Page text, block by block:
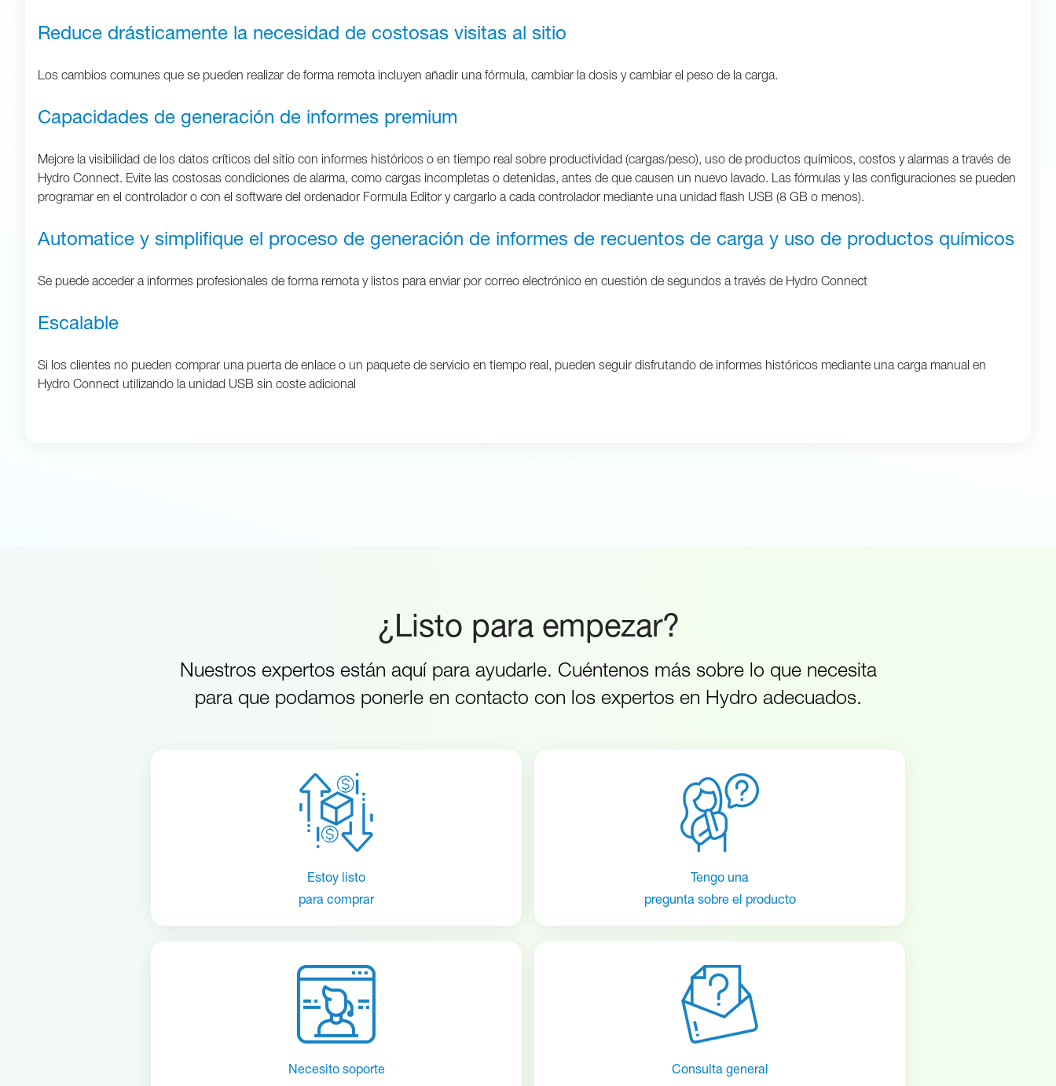
Reduce drásticamente la necesidad de costosas visitas al sitio
Los cambios comunes que se pueden realizar de forma remota incluyen añadir una fórmula, cambiar la dosis y cambiar el peso de la carga.
Capacidades de generación de informes premium
Mejore la visibilidad de los datos críticos del sitio con informes históricos o en tiempo real sobre productividad (cargas/peso), uso de productos químicos, costos y alarmas a través de
Hydro Connect. Evite las costosas condiciones de alarma, como cargas incompletas o detenidas, antes de que causen un nuevo lavado. Las fórmulas y las configuraciones se pueden
programar en el controlador o con el software del ordenador Formula Editor y cargarlo a cada controlador mediante una unidad flash USB (8 GB o menos).
Automatice y simplifique el proceso de generación de informes de recuentos de carga y uso de productos químicos
Se puede acceder a informes profesionales de forma remota y listos para enviar por correo electrónico en cuestión de segundos a través de Hydro Connect
Escalable
Si los clientes no pueden comprar una puerta de enlace o un paquete de servicio en tiempo real, pueden seguir disfrutando de informes históricos mediante una carga manual en
Hydro Connect utilizando la unidad USB sin coste adicional
¿Listo para empezar?
Nuestros expertos están aquí para ayudarle. Cuéntenos más sobre lo que necesita
para que podamos ponerle en contacto con los expertos en Hydro adecuados.
Estoy listo
para comprar
Tengo una
pregunta sobre el producto
Necesito soporte
Consulta general